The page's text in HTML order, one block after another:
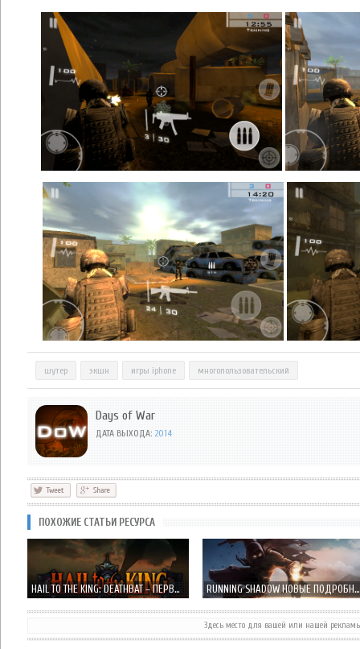
шутер экшн игры iphone многопользовательский
Days of War
ДАТА ВЫХОДА: 2014
ПОХОЖИЕ СТАТЬИ РЕСУРСА
HAIL TO THE KING: DEATHBAT – ПЕРВЫЙ ТРЕЙЛЕР ИГРЫ ОТ РОК-ГРУППЫ AVENGED SEVENFOLD RUNNING SHADOW НОВЫЕ ПОДРОБНОСТИ И СКРИНШОТЫ
Здесь место для вашей или нашей